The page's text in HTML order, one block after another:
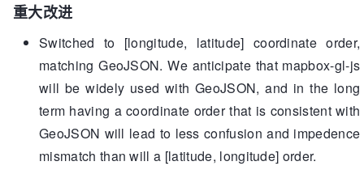
重大改进
Switched to [longitude, latitude] coordinate order,
matching GeoJSON. We anticipate that mapbox-gl-js
will be widely used with GeoJSON, and in the long
term having a coordinate order that is consistent with
GeoJSON will lead to less confusion and impedence
mismatch than will a [latitude, longitude] order.